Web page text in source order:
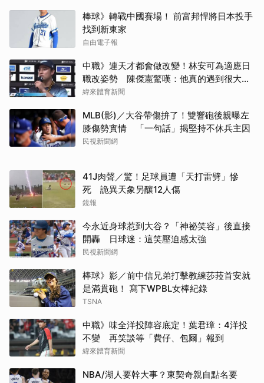
棒球》轉戰中國賽場！ 前富邦悍將日本投手
找到新東家
自由電子報
中職》連天才都會做改變！林安可為適應日
職改姿勢 陳傑憲驚嘆：他真的遇到很大挫
折
緯來體育新聞
MLB(影)／大谷帶傷拚了！雙響砲後親曝左
膝傷勢實情 「一句話」揭堅持不休兵主因
民視新聞網
41J肉聲／驚！足球員遭「天打雷劈」慘
死 詭異天象另釀12人傷
鏡報
今永近身球惹到大谷？「神祕笑容」後直接
開轟 日球迷：這笑壓迫感太強
民視新聞網
棒球》影／前中信兄弟打擊教練莎菈首安就
是滿貫砲！ 寫下WPBL女棒紀錄
TSNA
中職》味全洋投陣容底定！葉君璋：4洋投
不變 再笑談等「費仔、包爾」報到
緯來體育新聞
NBA/湖人要幹大事？東契奇親自點名要
取消